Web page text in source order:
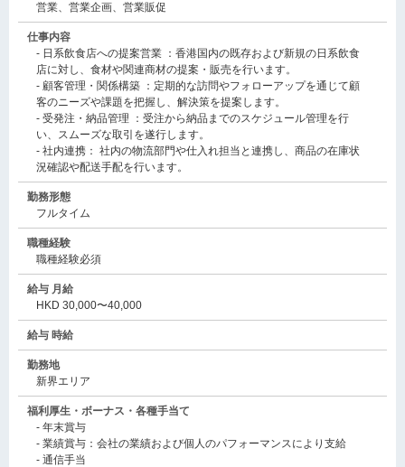
営業、営業企画、営業販促
仕事内容
- 日系飲食店への提案営業 ：香港国内の既存および新規の日系飲食
店に対し、食材や関連商材の提案・販売を行います。
- 顧客管理・関係構築 ：定期的な訪問やフォローアップを通じて顧
客のニーズや課題を把握し、解決策を提案します。
- 受発注・納品管理 ：受注から納品までのスケジュール管理を行
い、スムーズな取引を遂行します。
- 社内連携： 社内の物流部門や仕入れ担当と連携し、商品の在庫状
況確認や配送手配を行います。
勤務形態
フルタイム
職種経験
職種経験必須
給与 月給
HKD 30,000〜40,000
給与 時給
勤務地
新界エリア
福利厚生・ボーナス・各種手当て
- 年末賞与
- 業績賞与：会社の業績および個人のパフォーマンスにより支給
- 通信手当